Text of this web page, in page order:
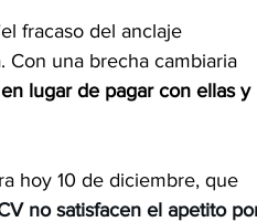
fracaso del anclaje
Con una brecha cambiaria
lugar de pagar con ellas y
hoy 10 de diciembre, que
no satisfacen el apetito